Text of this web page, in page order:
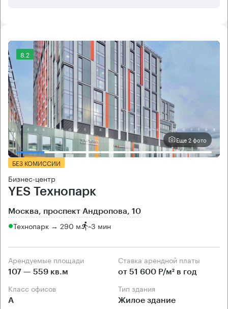
8.2
Еще 2 фото
БЕЗ КОМИССИИ
Бизнес-центр
YES Технопарк
Москва, проспект Андропова, 10
Технопарк → 290 м ~3 мин
Арендуемые площади
107 — 559 кв.м
Ставка арендной платы
от 51 600 Р/м² в год
Класс офисов
А
Тип здания
Жилое здание